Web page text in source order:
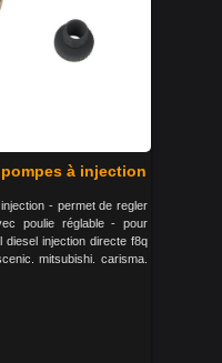
à injection
- permet de regler
poulie réglable - pour
injection directe f8q
mitsubishi. carisma.